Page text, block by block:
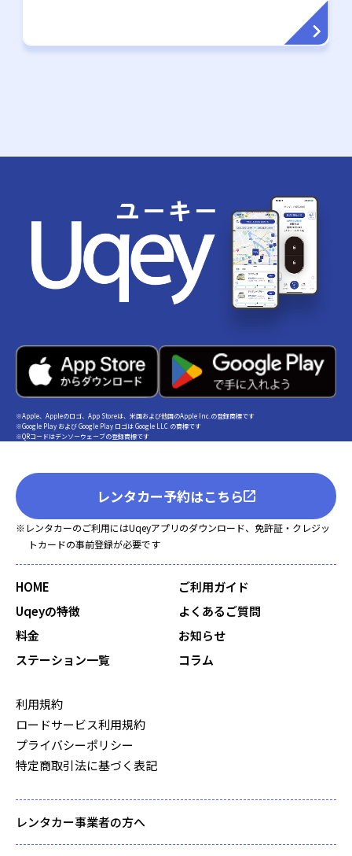
※Apple、Appleのロゴ、App Storeは、米国および他国のApple Inc.の登録商標です
※Google Play および Google Play ロゴは Google LLC の商標です
※QRコードはデンソーウェーブの登録商標です
レンタカー予約はこちら
※レンタカーのご利用にはUqeyアプリのダウンロード、免許証・クレジッ
トカードの事前登録が必要です
HOME
Uqeyの特徴
料金
ステーション一覧
ご利用ガイド
よくあるご質問
お知らせ
コラム
利用規約
ロードサービス利用規約
プライバシーポリシー
特定商取引法に基づく表記
レンタカー事業者の方へ